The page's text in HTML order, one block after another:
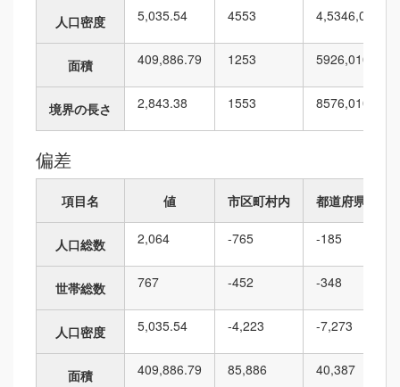
人口密度 5,035.54 4553 4,5346,010
面積 409,886.79 1253 5926,010
境界の長さ 2,843.38 1553 8576,010
偏差
項目名 値 市区町村内 都道府県内
人口総数 2,064 -765 -185
世帯総数 767 -452 -348
人口密度 5,035.54 -4,223 -7,273
面積 409,886.79 85,886 40,387